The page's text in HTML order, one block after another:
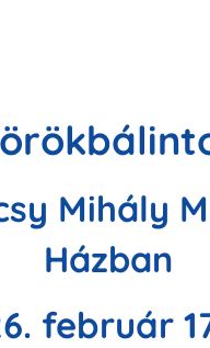
Mihály
Házban
február